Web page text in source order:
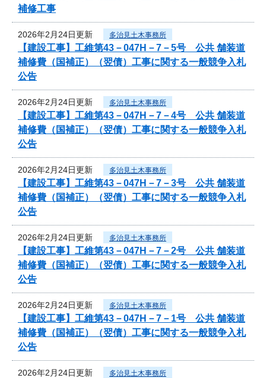
補修工事
2026年2月24日更新 多治見土木事務所
【建設工事】工維第43－047H－7－5号 公共 舗装道
補修費（国補正）（翌債）工事に関する一般競争入札
公告
2026年2月24日更新 多治見土木事務所
【建設工事】工維第43－047H－7－4号 公共 舗装道
補修費（国補正）（翌債）工事に関する一般競争入札
公告
2026年2月24日更新 多治見土木事務所
【建設工事】工維第43－047H－7－3号 公共 舗装道
補修費（国補正）（翌債）工事に関する一般競争入札
公告
2026年2月24日更新 多治見土木事務所
【建設工事】工維第43－047H－7－2号 公共 舗装道
補修費（国補正）（翌債）工事に関する一般競争入札
公告
2026年2月24日更新 多治見土木事務所
【建設工事】工維第43－047H－7－1号 公共 舗装道
補修費（国補正）（翌債）工事に関する一般競争入札
公告
2026年2月24日更新 多治見土木事務所